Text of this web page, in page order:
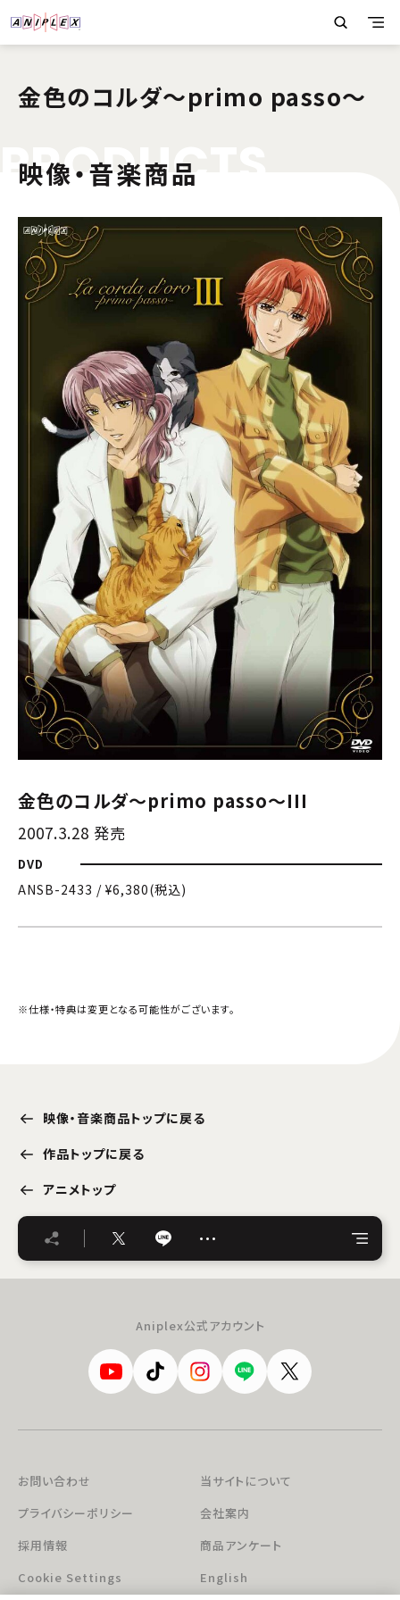
金色のコルダ〜primo passo〜
PRODUC
映像・音楽商品
金色のコルダ〜primo passo〜III
2007.3.28 発売
DVD
ANSB-2433 / ¥6,380(税込)
※仕様・特典は変更となる可能性がございます。
映像・音楽商品トップに戻る
作品トップに戻る
アニメトップ
…
Aniplex公式アカウント
お問い合わせ
当サイトについて
プライバシーポリシー
会社案内
採用情報
商品アンケート
Cookie Settings
English